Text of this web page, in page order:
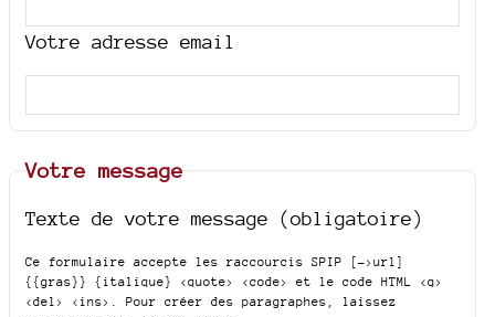
Votre adresse email
Votre message
Texte de votre message (obligatoire)
Ce formulaire accepte les raccourcis SPIP
[->url]
{{gras}} {italique} <quote> <code>
et le code HTML <q>
<del> <ins>
. Pour créer des paragraphes, laissez